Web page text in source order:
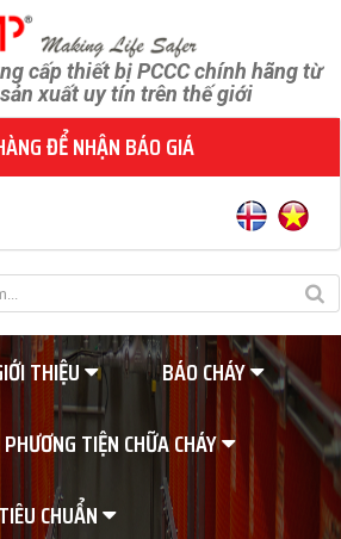
cấp thiết bị PCCC chính hãng từ
xuất uy tín trên thế giới
ĐỂ NHẬN BÁO GIÁ
THIỆU
BÁO CHÁY
PHƯƠNG TIỆN CHỮA CHÁY
TIÊU CHUẨN